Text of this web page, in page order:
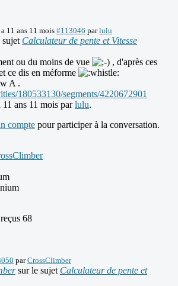
11 ans 11 mois #113046 parlulu
sujet Calculateur de pente et Vitesse
ou du moins de vue
, d'après ces
ce dis en méforme
A .
180533130/segments/4220672901
ans 11 mois parlulu.
compte pour participer à la conversation.
68
parCrossClimber
sur le sujet Calculateur de pente et